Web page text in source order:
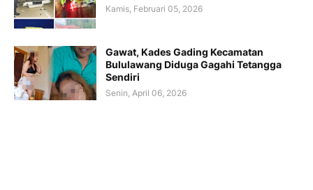
Kamis, Februari 05, 2026
Gawat, Kades Gading Kecamatan
Bululawang Diduga Gagahi Tetangga
Sendiri
Senin, April 06, 2026